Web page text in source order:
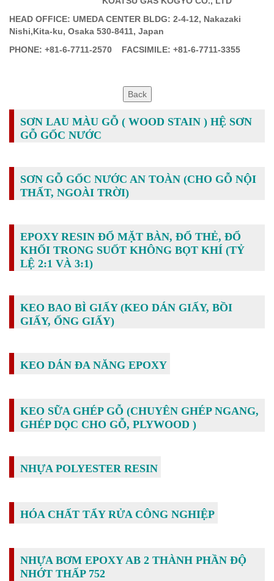
HEAD OFFICE: UMEDA CENTER BLDG: 2-4-12, Nakazaki
Nishi,Kita-ku, Osaka 530-8411, Japan
PHONE: +81-6-7711-2570 FACSIMILE: +81-6-7711-3355
SƠN LAU MÀU GỖ ( WOOD STAIN ) HỆ SƠN
GỖ GỐC NƯỚC
SƠN GỖ GỐC NƯỚC AN TOÀN (CHO GỖ NỘI
THẤT, NGOÀI TRỜI)
EPOXY RESIN ĐỔ MẶT BÀN, ĐỔ THẺ, ĐỔ
KHỐI TRONG SUỐT KHÔNG BỌT KHÍ (TỶ
LỆ 2:1 VÀ 3:1)
KEO BAO BÌ GIẤY (KEO DÁN GIẤY, BỒI
GIẤY, ỐNG GIẤY)
KEO DÁN ĐA NĂNG EPOXY
KEO SỮA GHÉP GỖ (CHUYÊN GHÉP NGANG,
GHÉP DỌC CHO GỖ, PLYWOOD )
NHỰA POLYESTER RESIN
HÓA CHẤT TẨY RỬA CÔNG NGHIỆP
NHỰA BƠM EPOXY AB 2 THÀNH PHẦN ĐỘ
NHỚT THẤP 752